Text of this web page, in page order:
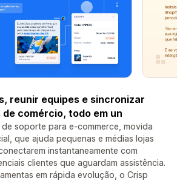
reunir equipes e sincronizar
comércio, todo em un
soporte para e-commerce, movida
que ajuda pequenas e médias lojas
instantaneamente com
clientes que aguardam assistência.
em rápida evolução, o Crisp